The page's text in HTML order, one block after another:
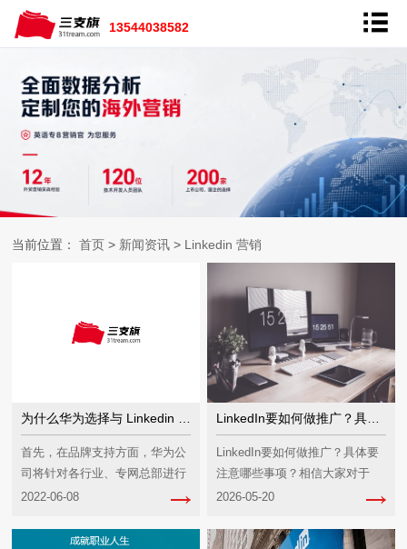
13544038582
当前位置： 首页 > 新闻资讯 > Linkedin 营销
首先，在品牌支持方面，华为公
司将针对各行业、专网总部进行
长期市场培育，举办相关行业研
2022-06-08
LinkedIn要如何做推广？具体要
注意哪些事项？相信大家对于
LinkedIn或多或少的知道一些，
2026-05-20